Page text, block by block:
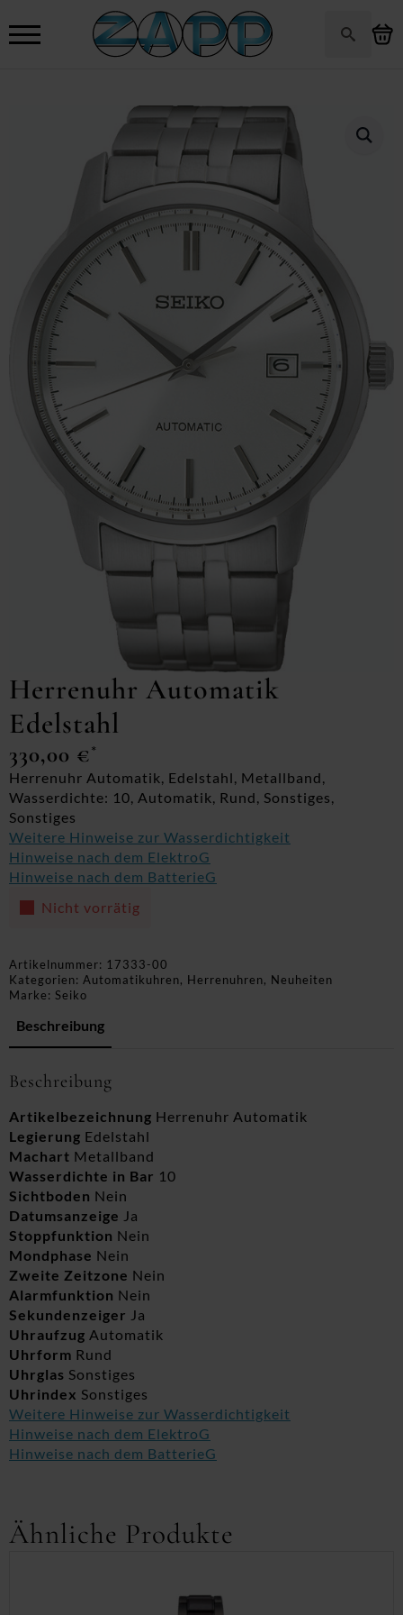
Herrenuhr Automatik
Edelstahl
330,00 €*
Herrenuhr Automatik, Edelstahl, Metallband,
Wasserdichte: 10, Automatik, Rund, Sonstiges,
Sonstiges
Weitere Hinweise zur Wasserdichtigkeit
Hinweise nach dem ElektroG
Hinweise nach dem BatterieG
Nicht vorrätig
Artikelnummer: 17333-00
Kategorien: Automatikuhren, Herrenuhren, Neuheiten
Marke: Seiko
Beschreibung
Beschreibung
Artikelbezeichnung Herrenuhr Automatik
Legierung Edelstahl
Machart Metallband
Wasserdichte in Bar 10
Sichtboden Nein
Datumsanzeige Ja
Stoppfunktion Nein
Mondphase Nein
Zweite Zeitzone Nein
Alarmfunktion Nein
Sekundenzeiger Ja
Uhraufzug Automatik
Uhrform Rund
Uhrglas Sonstiges
Uhrindex Sonstiges
Weitere Hinweise zur Wasserdichtigkeit
Hinweise nach dem ElektroG
Hinweise nach dem BatterieG
Ähnliche Produkte